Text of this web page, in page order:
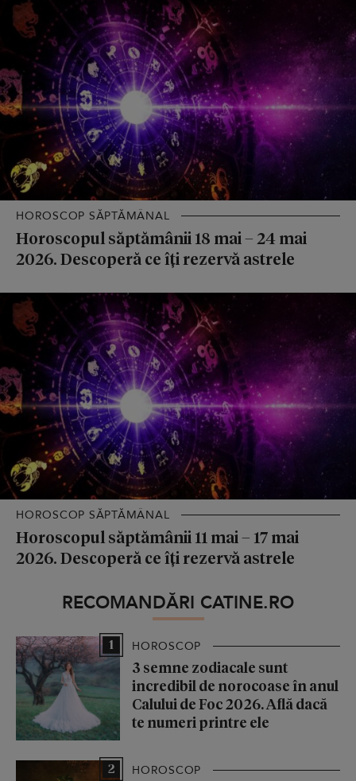
HOROSCOP SĂPTĂMÂNAL
Horoscopul săptămânii 18 mai – 24 mai
2026. Descoperă ce îți rezervă astrele
HOROSCOP SĂPTĂMÂNAL
Horoscopul săptămânii 11 mai – 17 mai
2026. Descoperă ce îți rezervă astrele
RECOMANDĂRI CATINE.RO
1 HOROSCOP
3 semne zodiacale sunt
incredibil de norocoase în anul
Calului de Foc 2026. Află dacă
te numeri printre ele
2 HOROSCOP